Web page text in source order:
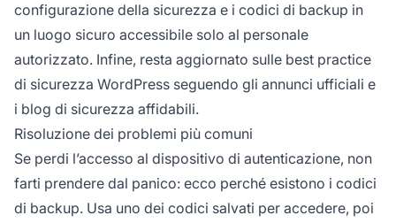
configurazione della sicurezza e i codici di backup in
un luogo sicuro accessibile solo al personale
autorizzato. Infine, resta aggiornato sulle best practice
di sicurezza WordPress seguendo gli annunci ufficiali e
i blog di sicurezza affidabili.
Risoluzione dei problemi più comuni
Se perdi l’accesso al dispositivo di autenticazione, non
farti prendere dal panico: ecco perché esistono i codici
di backup. Usa uno dei codici salvati per accedere, poi